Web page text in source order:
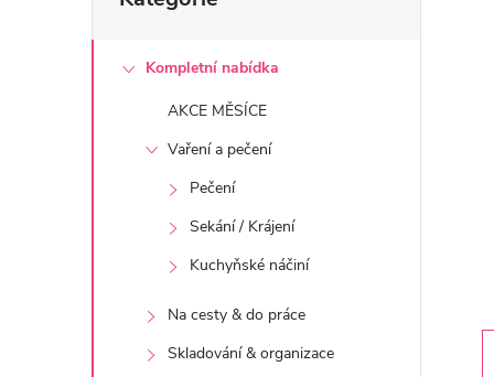
o
Kompletní nabídka
AKCE MĚSÍCE
Vaření a pečení
Pečení
Sekání / Krájení
Kuchyňské náčiní
Na cesty & do práce
Skladování & organizace